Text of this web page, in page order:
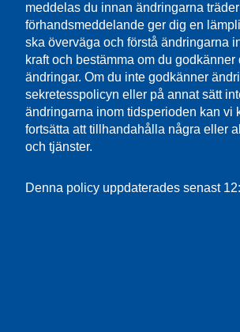
meddelas du innan ändringarna
förhandsmeddelande ger dig en
ska överväga och förstå ändringarna
kraft och bestämma om du godkänner
ändringar. Om du inte godkänner
sekretesspolicyn eller på annat sätt
ändringarna inom tidsperioden kan vi
fortsätta att tillhandahålla några eller
och tjänster.
Denna policy uppdaterades senast